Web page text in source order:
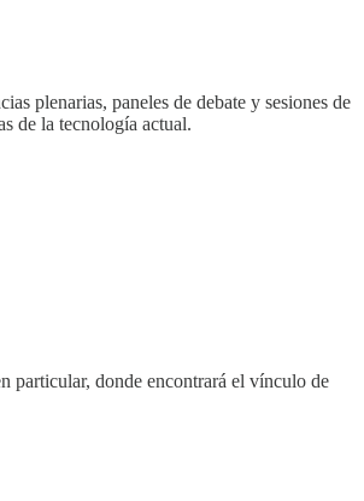
plenarias, paneles de debate y sesiones de
de la tecnología actual.
particular, donde encontrará el vínculo de